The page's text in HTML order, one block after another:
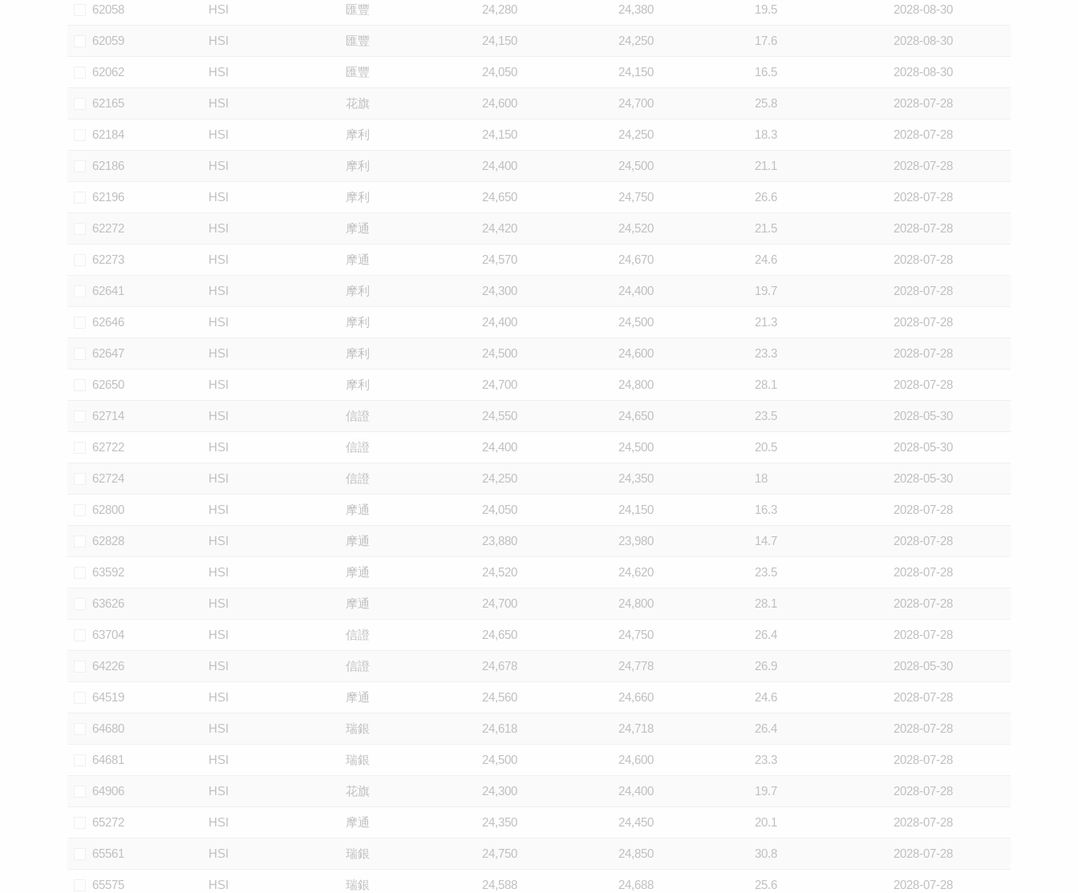
62058 HSI 匯豐 24,280 24,380 19.5 2028-08-30
62059 HSI 匯豐 24,150 24,250 17.6 2028-08-30
62062 HSI 匯豐 24,050 24,150 16.5 2028-08-30
62165 HSI 花旗 24,600 24,700 25.8 2028-07-28
62184 HSI 摩利 24,150 24,250 18.3 2028-07-28
62186 HSI 摩利 24,400 24,500 21.1 2028-07-28
62196 HSI 摩利 24,650 24,750 26.6 2028-07-28
62272 HSI 摩通 24,420 24,520 21.5 2028-07-28
62273 HSI 摩通 24,570 24,670 24.6 2028-07-28
62641 HSI 摩利 24,300 24,400 19.7 2028-07-28
62646 HSI 摩利 24,400 24,500 21.3 2028-07-28
62647 HSI 摩利 24,500 24,600 23.3 2028-07-28
62650 HSI 摩利 24,700 24,800 28.1 2028-07-28
62714 HSI 信證 24,550 24,650 23.5 2028-05-30
62722 HSI 信證 24,400 24,500 20.5 2028-05-30
62724 HSI 信證 24,250 24,350 18 2028-05-30
62800 HSI 摩通 24,050 24,150 16.3 2028-07-28
62828 HSI 摩通 23,880 23,980 14.7 2028-07-28
63592 HSI 摩通 24,520 24,620 23.5 2028-07-28
63626 HSI 摩通 24,700 24,800 28.1 2028-07-28
63704 HSI 信證 24,650 24,750 26.4 2028-07-28
64226 HSI 信證 24,678 24,778 26.9 2028-05-30
64519 HSI 摩通 24,560 24,660 24.6 2028-07-28
64680 HSI 瑞銀 24,618 24,718 26.4 2028-07-28
64681 HSI 瑞銀 24,500 24,600 23.3 2028-07-28
64906 HSI 花旗 24,300 24,400 19.7 2028-07-28
65272 HSI 摩通 24,350 24,450 20.1 2028-07-28
65561 HSI 瑞銀 24,750 24,850 30.8 2028-07-28
65575 HSI 瑞銀 24,588 24,688 25.6 2028-07-28